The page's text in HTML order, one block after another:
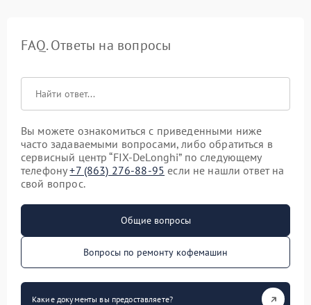
FAQ. Ответы на вопросы
Вы можете ознакомиться с приведенными ниже
часто задаваемыми вопросами, либо обратиться в
сервисный центр “FIX-DeLonghi” по следующему
телефону+7 (863) 276-88-95 если не нашли ответ на
свой вопрос.
Общие вопросы
Вопросы по ремонту кофемашин
Какие документы вы предоставляете?